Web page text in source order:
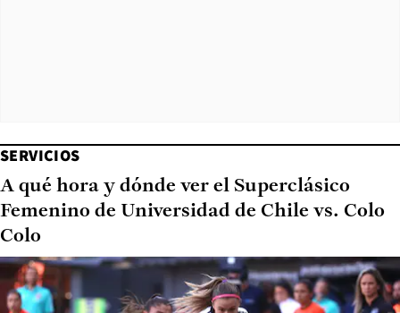
SERVICIOS
A qué hora y dónde ver el Superclásico
Femenino de Universidad de Chile vs. Colo
Colo